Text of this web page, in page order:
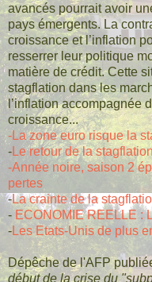
avancés pourrait avoir
pays émergents. La
croissance et l’inflation
resserrer leur politique
matière de crédit. Cette
stagflation dans les
l’inflation accompagnée
croissance...
-La zone euro risque la
-Le retour de la
-Année noire, saison 2
pertes
-La crainte de la
- ECONOMIE REELLE :
-Les Etats-Unis de plus
Dépêche de l'AFP
début de la crise du